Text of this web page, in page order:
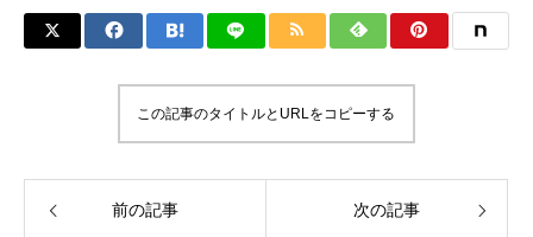
この記事のタイトルとURLをコピーする
前の記事 次の記事